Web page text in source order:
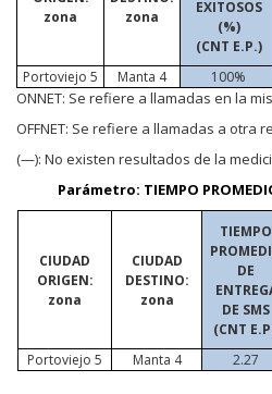
zona
zona
EXITOSOS
(%)
(CNT E.P.)
Portoviejo 5
Manta 4 100%
ONNET: Se refiere a llamadas en la
OFFNET: Se refiere a llamadas a otra
(—): No existen resultados de la
Parámetro: TIEMPO
CIUDAD
ORIGEN:
zona
CIUDAD
DESTINO:
zona
TIEMPO
DE
DE SMS
(CNT
Portoviejo 5
Manta 4 2.27